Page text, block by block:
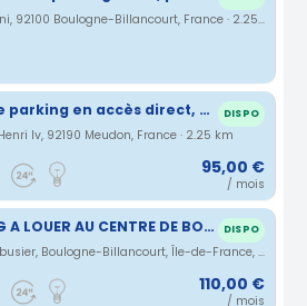
Rue Galliéni, 92100 Boulogne-Billancourt, France · 2.25 km
Place de parking en accès direct, bip Meudon Henri IV DISPO
Iv, 92190 Meudon, France · 2.25 km
95,00 €
/ mois
PARKING A LOUER AU CENTRE DE BOULOGNE BILLANCOURT DISPO
Rue le Corbusier, Boulogne-Billancourt, Île-de-France, France · 2.27 km
110,00 €
/ mois